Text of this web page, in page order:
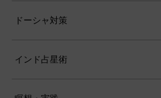
ドーシャ対策
インド占星術